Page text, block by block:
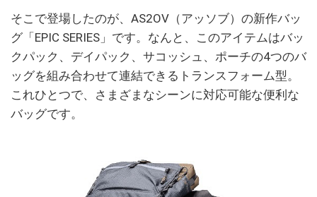
そこで登場したのが、AS2OV（アッソブ）の新作バッ
グ「EPIC SERIES」です。なんと、このアイテムはバッ
クパック、デイパック、サコッシュ、ポーチの4つのバ
ッグを組み合わせて連結できるトランスフォーム型。
これひとつで、さまざまなシーンに対応可能な便利な
バッグです。